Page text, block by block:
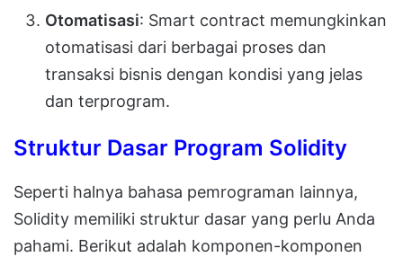
Otomatisasi: Smart contract memungkinkan
otomatisasi dari berbagai proses dan
transaksi bisnis dengan kondisi yang jelas
dan terprogram.
Struktur Dasar Program Solidity
Seperti halnya bahasa pemrograman lainnya,
Solidity memiliki struktur dasar yang perlu Anda
pahami. Berikut adalah komponen-komponen